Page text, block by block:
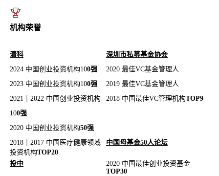
机构荣誉
清科
深圳市私募基金协会
2024 中国创业投资机构100强
2020 最佳VC基金管理人
2023 中国创业投资机构100强
2019 最佳VC基金管理人
2021｜2022 中国创业投资机构
100强
2018 中国最佳VC管理机构TOP9
2020 中国创业投资机构50强
2018｜2017 中国医疗健康领域
投资机构TOP20
中国母基金50人论坛
投中
2020 中国最佳创业投资基金
TOP30